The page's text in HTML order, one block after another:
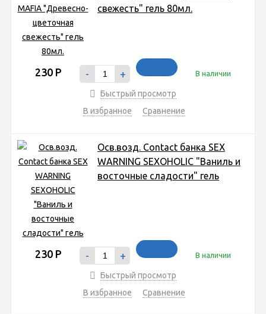
свежесть" гель 80мл.
230 Р - + В наличии
Быстрый просмотр
В избранное
Сравнение
Осв.возд. Соntact банка SEX
WARNING SEXOHOLIC "Ваниль и
восточные сладости" гель
230 Р - + В наличии
Быстрый просмотр
В избранное
Сравнение